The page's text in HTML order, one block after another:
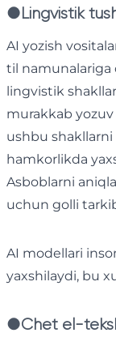
●Lingvistik
AI yozish
til namunalariga
lingvistik
murakkab
ushbu shakllarni
hamkorlikda
Asboblarni
uchun golli
AI modellari
yaxshilaydi, bu
●Chet el-